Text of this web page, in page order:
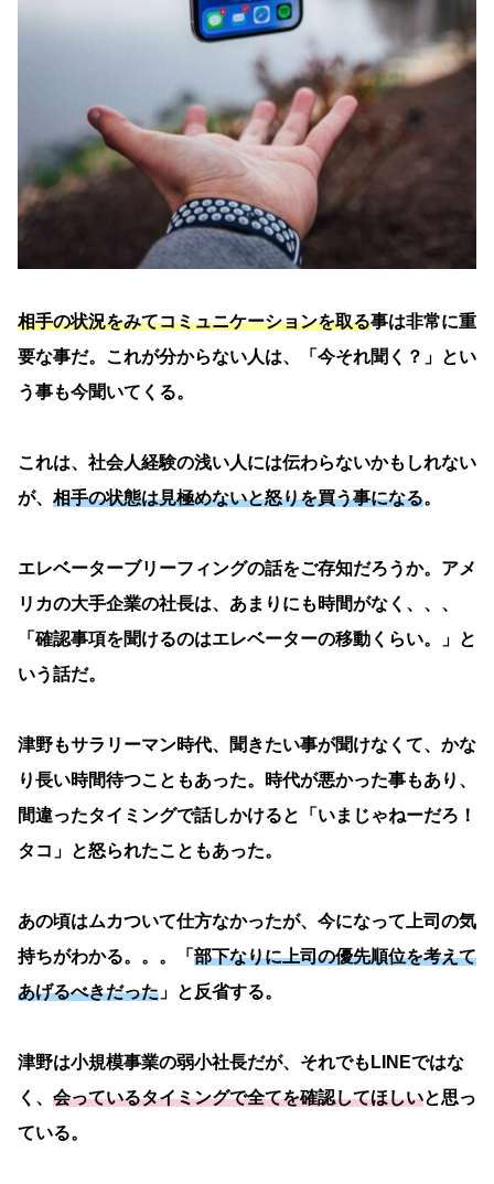
相手の状況をみてコミュニケーションを取る事は非常に重
要な事だ。これが分からない人は、「今それ聞く？」とい
う事も今聞いてくる。
これは、社会人経験の浅い人には伝わらないかもしれない
が、 相手の状態は見極めないと怒りを買う事になる。
エレベーターブリーフィングの話をご存知だろうか。アメ
リカの大手企業の社長は、あまりにも時間がなく、、、
「確認事項を聞けるのはエレベーターの移動くらい。」と
いう話だ。
津野もサラリーマン時代、聞きたい事が聞けなくて、かな
り長い時間待つこともあった。時代が悪かった事もあり、
間違ったタイミングで話しかけると「いまじゃねーだろ！
タコ」と怒られたこともあった。
あの頃はムカついて仕方なかったが、今になって上司の気
持ちがわかる。。。「 部下なりに上司の優先順位を考えて
あげるべきだった 」と反省する。
津野は小規模事業の弱小社長だが、それでもLINEではな
く、 会っているタイミングで全てを確認してほしいと思っ
ている。